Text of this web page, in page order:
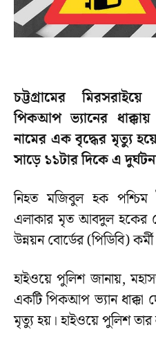
চট্টগ্রামের
পিকআপ ভ্যানের
নামের এক বৃদ্ধের মৃত্যু
সাড়ে ১১টার দিকে এ
নিহত মজিবুল হক পশ্চিম
এলাকার মৃত আবদুল হকের
উন্নয়ন বোর্ডের (পিডিবি)
হাইওয়ে পুলিশ জানায়,
একটি পিকআপ ভ্যান ধাক্কা
মৃত্যু হয়। হাইওয়ে পুলিশ তার